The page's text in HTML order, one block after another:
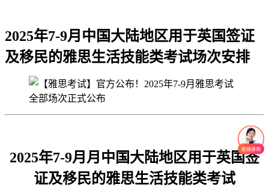
2025年7-9月中国大陆地区用于英国签证
及移民的雅思生活技能类考试场次安排
2025年7-9月月中国大陆地区用于英国签
证及移民的雅思生活技能类考试